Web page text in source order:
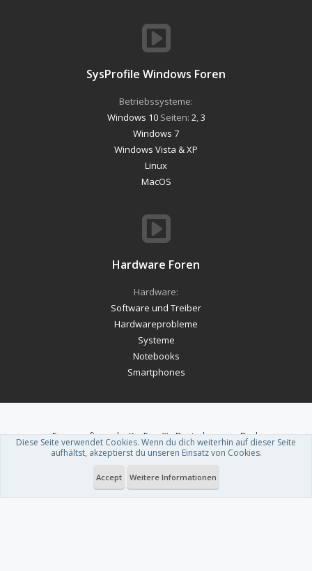
SysProfile Windows Foren
Betriebssysteme:
Windows 10Seiten: 2 3
Windows 7
Windows Vista & XP
Linux
MacOS
Hardware Foren
Hardware:
Software und Treiber
Hardwareprobleme
Systeme
Notebooks
Smartphones
Forum software by XenForo™-Deutsch von xenDach
Theme designed byThemeHouse .
Du betrachtest gerade: Dragon Age: The Veilguard schließt Spieler ohne
Diese Seite verwendet Cookies. Wenn du dich weiterhin auf dieser Seite
aufhältst, akzeptierst du unseren Einsatz von Cookies.
Accept Weitere Informationen